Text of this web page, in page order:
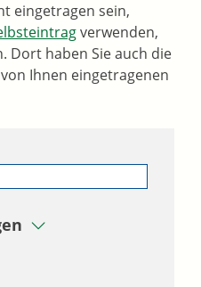
eingetragen sein,
verwenden,
Dort haben Sie auch die
Ihnen eingetragenen